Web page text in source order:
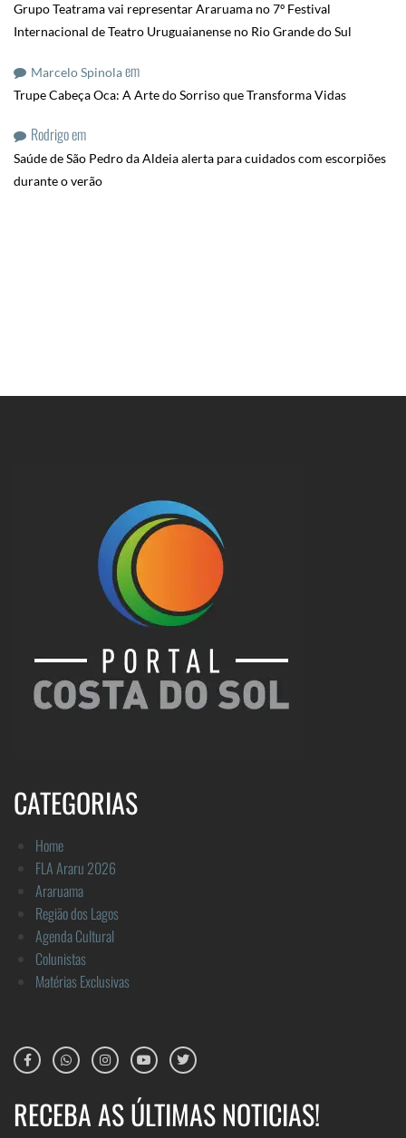
Grupo Teatrama vai representar Araruama no 7º Festival
Internacional de Teatro Uruguaianense no Rio Grande do Sul
Marcelo Spinolaem
Trupe Cabeça Oca: A Arte do Sorriso que Transforma Vidas
Rodrigoem
Saúde de São Pedro da Aldeia alerta para cuidados com escorpiões
durante o verão
CATEGORIAS
Home
FLA Araru 2026
Araruama
Região dos Lagos
Agenda Cultural
Colunistas
Matérias Exclusivas
RECEBA AS ÚLTIMAS NOTICIAS!